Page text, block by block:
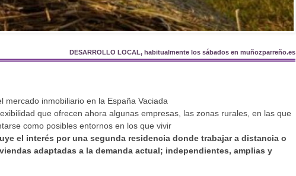
DESARROLLO LOCAL, habitualmente los sábados en muñozparreño.es
inmobiliario en la España Vaciada
que ofrecen ahora algunas empresas, las zonas rurales, en las que
como posibles entornos en los que vivir
el interés por una segunda residencia donde trabajar a distancia o
adaptadas a la demanda actual; independientes, amplias y